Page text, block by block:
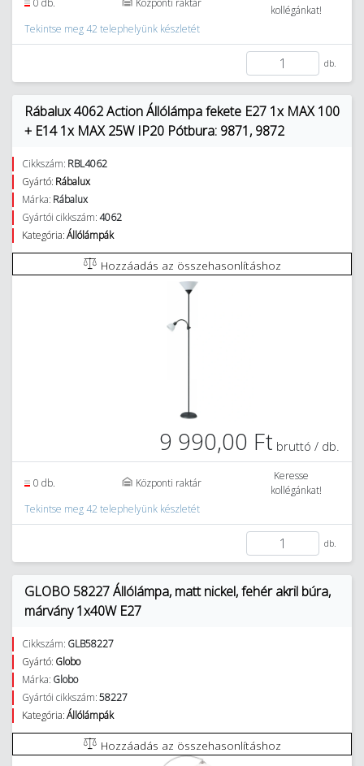
0 db. Központi raktár
kollégánkat!
Tekintse meg 42 telephelyünk készletét
db.
Rábalux 4062 Action Állólámpa fekete E27 1x MAX 100
+ E14 1x MAX 25W IP20 Pótbura: 9871, 9872
Cikkszám: RBL4062
Gyártó: Rábalux
Márka: Rábalux
Gyártói cikkszám:4062
Kategória:Állólámpák
Hozzáadás az összehasonlításhoz
9 990,00 Ft bruttó / db.
0 db. Központi raktár
Keresse
kollégánkat!
Tekintse meg 42 telephelyünk készletét
db.
GLOBO 58227 Állólámpa, matt nickel, fehér akril búra,
márvány 1x40W E27
Cikkszám: GLB58227
Gyártó: Globo
Márka: Globo
Gyártói cikkszám:58227
Kategória:Állólámpák
Hozzáadás az összehasonlításhoz